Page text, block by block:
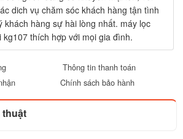
dich vụ chăm sóc khách hàng tận tình
khách hàng sự hài lòng nhất. máy lọc
thích hợp với mọi gia đình.
Thông tin thanh toán
Chính sách bảo hành